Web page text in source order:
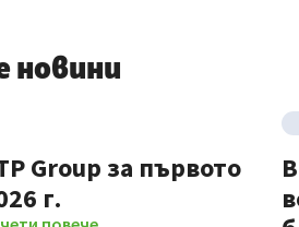
новини
Group за първото
г.